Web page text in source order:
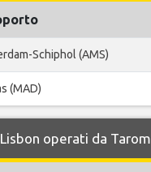
Schiphol (AMS)
(MAD)
operati da Tarom